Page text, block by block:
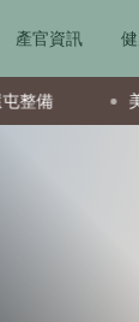
產官資訊
美國空軍大